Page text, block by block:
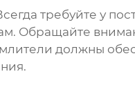
требуйте у
Обращайте
должны